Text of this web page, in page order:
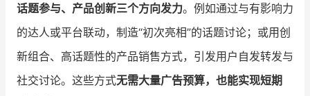
话题参与、产品创新三个方向发力。例如通过与有影响力
的达人或平台联动，制造“初次亮相”的话题讨论；或用创
新组合、高话题性的产品销售方式，引发用户自发转发与
社交讨论。这些方式无需大量广告预算，也能实现短期